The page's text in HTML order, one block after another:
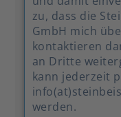
zu, dass die
GmbH mich
kontaktieren
an Dritte
kann jederzeit
werden.